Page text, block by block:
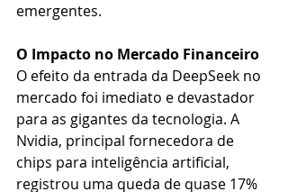
emergentes.
O Impacto no Mercado Financeiro
O efeito da entrada da DeepSeek no
mercado foi imediato e devastador
para as gigantes da tecnologia. A
Nvidia, principal fornecedora de
chips para inteligência artificial,
registrou uma queda de quase 17%